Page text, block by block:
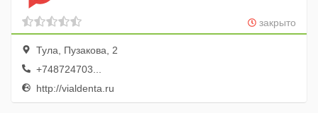
закрыто
Тула, Пузакова, 2
+748724703...
http://vialdenta.ru